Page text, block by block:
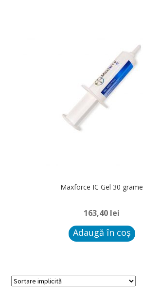
Maxforce IC Gel 30 grame
163,40 lei
Adaugă în coș